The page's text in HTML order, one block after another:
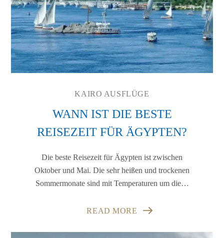
KAIRO AUSFLÜGE
WANN IST DIE BESTE
REISEZEIT FÜR ÄGYPTEN?
Die beste Reisezeit für Ägypten ist zwischen
Oktober und Mai. Die sehr heißen und trockenen
Sommermonate sind mit Temperaturen um die…
READ MORE